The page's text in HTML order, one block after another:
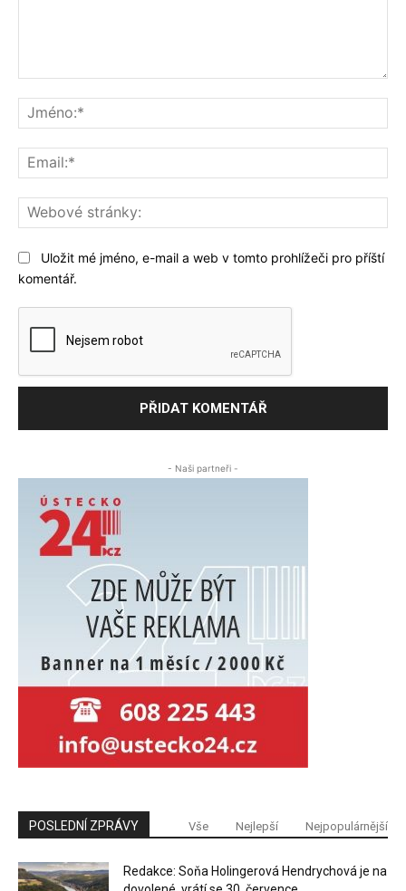
Uložit mé jméno, e-mail a web v tomto prohlížeči pro příští
komentář.
- Naši partneři -
POSLEDNÍ ZPRÁVY Vše Nejlepší Nejpopulárnější
Redakce: Soňa Holingerová Hendrychová je na